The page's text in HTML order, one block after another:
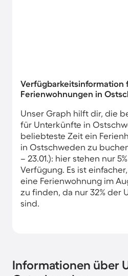
Verfügbarkeitsinformation
Ferienwohnungen in
Unser Graph hilft dir, die
für Unterkünfte in
beliebteste Zeit ein
in Ostschweden zu buchen
– 23.01.): hier stehen nur
Verfügung. Es ist
eine Ferienwohnung im
zu finden, da nur 32% der
sind.
Informationen über